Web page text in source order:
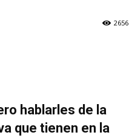
2656
hablarles de la
que tienen en la